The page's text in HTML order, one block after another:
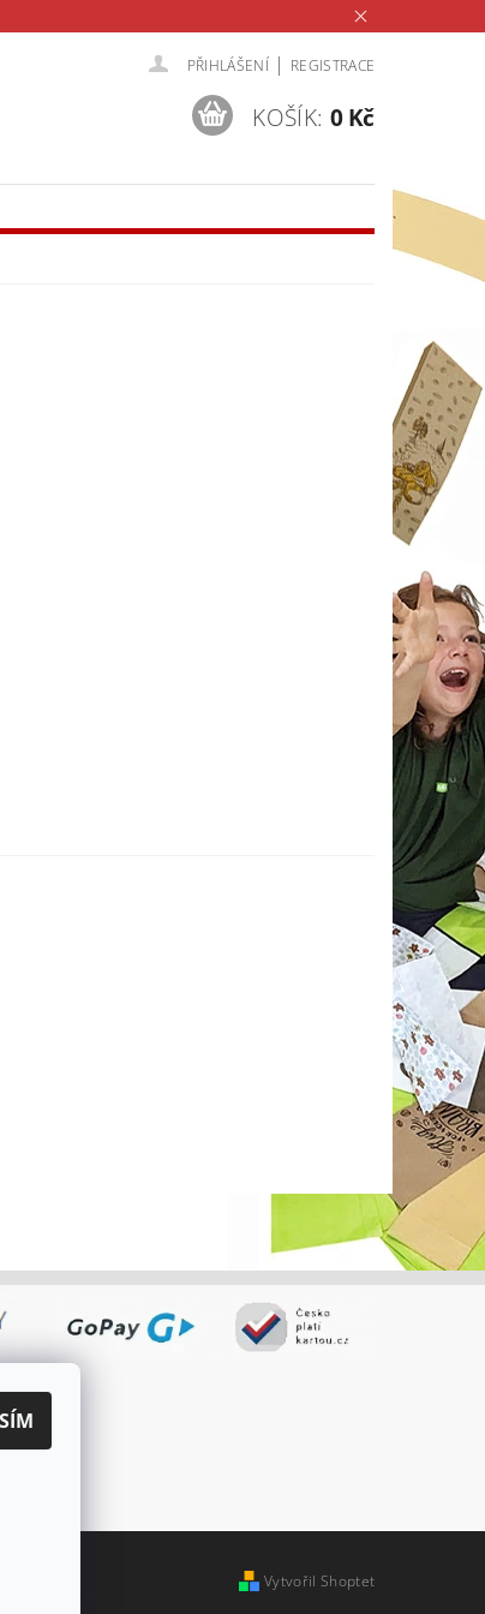
PŘIHLÁŠENÍ | REGISTRACE
KOŠÍK: 0 Kč
Vytvořil Shoptet